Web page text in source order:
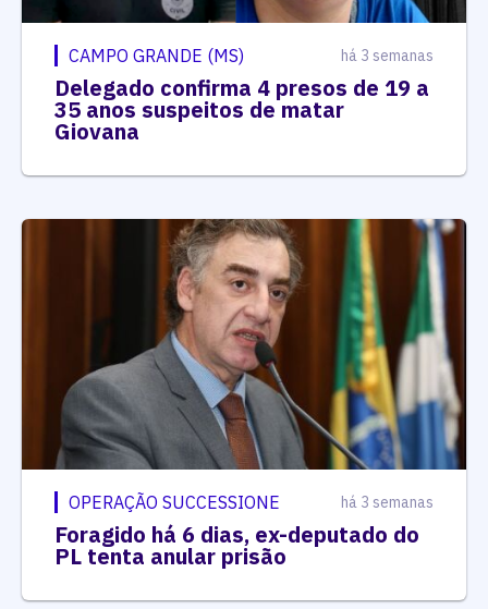
CAMPO GRANDE (MS) há 3 semanas
Delegado confirma 4 presos de 19 a
35 anos suspeitos de matar
Giovana
OPERAÇÃO SUCCESSIONE há 3 semanas
Foragido há 6 dias, ex-deputado do
PL tenta anular prisão